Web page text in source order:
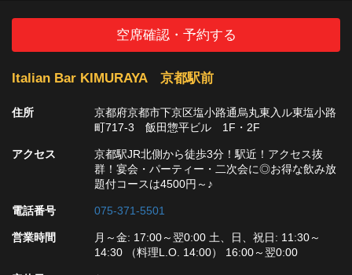
空席確認・予約する
Italian Bar KIMURAYA 京都駅前
住所
京都府京都市下京区塩小路通烏丸東入ル東塩小路
町717-3 飯田惣平ビル 1F・2F
アクセス
京都駅JR北側から徒歩3分！駅近！アクセス抜
群！宴会・パーティー・二次会に◎お得な飲み放
題付コースは4500円～♪
電話番号 075-371-5501
営業時間
月～金: 17:00～翌0:00 土、日、祝日: 11:30～
14:30 （料理L.O. 14:00） 16:00～翌0:00